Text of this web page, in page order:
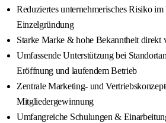
Reduziertes unternehmerisches Risiko
Einzelgründung
Starke Marke & hohe Bekanntheit direkt
Umfassende Unterstützung bei
Eröffnung und laufendem Betrieb
Zentrale Marketing- und
Mitgliedergewinnung
Umfangreiche Schulungen &